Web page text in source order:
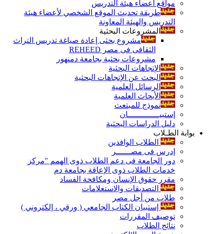
مواقع أعضاء هيئة التدريس
طريقة تحديث الموقع الشخصي لأعضاء هيئة
التدريس والهيئة المعاونة
المشروعات البحثية
مشروع بحثى إعادة صياغة تدريس التراث
الثقافى فى مصر REHEED
مشروعات بحثية بجامعة دمنهور
الإتجاهات البحثية
البحث عن الإتجاهات البحثية
الرسائل العلمية
الأبحاث العلمية
نموذج للمبتعث
إستبيـــــــــــــان
دليل الدراسات البحثية
بوابة الطـلاب
الطلاب الوافدين
إدرس فى مصــــــر
دور الجامعة فى دعم الطلاب ذوى الهمم "مركز
خدمات الطلاب ذوى الإعاقة بجامعة دم
مقرر حقوق الإنسان ومكافحة الفساد
التصديقات والاستعلامات
طلاب من أجل مصر
إستبيان الكتاب الجامعي ( ورقي ، إلكتروني )
توصيف المقررات
نتائج الطلاب